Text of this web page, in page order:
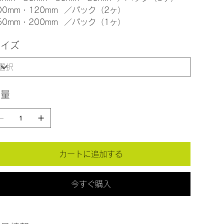
・120mm ／パック（2ヶ）
・200mm ／パック（1ヶ）
ズ
カートに追加する
今すぐ購入